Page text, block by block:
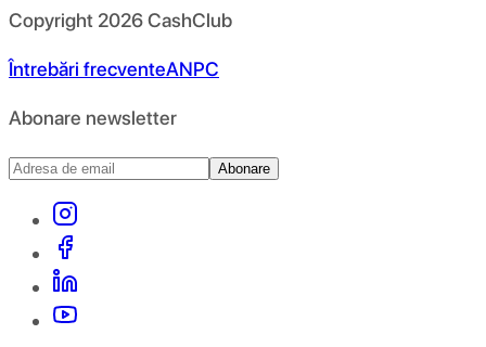
Copyright 2026CashClub
Întrebări frecventeANPC
Abonare newsletter
Abonare